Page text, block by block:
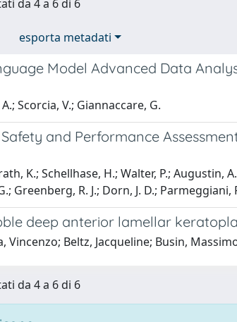
da 4 a 6 di 6
esporta metadati
Model Advanced Data
Scorcia, V.; Giannaccare, G.
and Performance
K.; Schellhase, H.; Walter, P.; Augustin,
Greenberg, R. J.; Dorn, J. D.; Parmeggiani,
deep anterior lamellar
Vincenzo; Beltz, Jacqueline; Busin,
da 4 a 6 di 6